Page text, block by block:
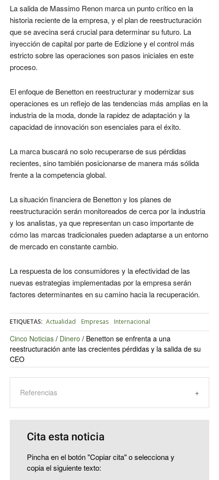
La salida de Massimo Renon marca un punto crítico en la
historia reciente de la empresa, y el plan de reestructuración
que se avecina será crucial para determinar su futuro. La
inyección de capital por parte de Edizione y el control más
estricto sobre las operaciones son pasos iniciales en este
proceso.
El enfoque de Benetton en reestructurar y modernizar sus
operaciones es un reflejo de las tendencias más amplias en la
industria de la moda, donde la rapidez de adaptación y la
capacidad de innovación son esenciales para el éxito.
La marca buscará no solo recuperarse de sus pérdidas
recientes, sino también posicionarse de manera más sólida
frente a la competencia global.
La situación financiera de Benetton y los planes de
reestructuración serán monitoreados de cerca por la industria
y los analistas, ya que representan un caso importante de
cómo las marcas tradicionales pueden adaptarse a un entorno
de mercado en constante cambio.
La respuesta de los consumidores y la efectividad de las
nuevas estrategias implementadas por la empresa serán
factores determinantes en su camino hacia la recuperación.
ETIQUETAS: Actualidad Empresas Internacional
Cinco Noticias / Dinero / Benetton se enfrenta a una
reestructuración ante las crecientes pérdidas y la salida de su
CEO
Referencias
Cita esta noticia
Pincha en el botón "Copiar cita" o selecciona y
copia el siguiente texto: